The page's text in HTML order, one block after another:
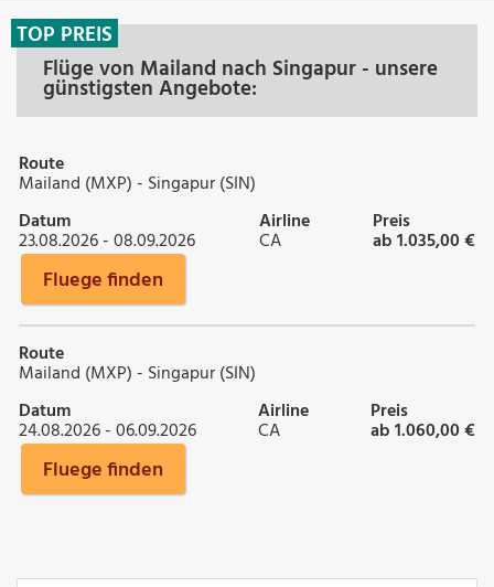
Flüge von Mailand nach Singapur - unsere
günstigsten Angebote:
TOP PREIS
Route
Mailand (MXP) - Singapur (SIN)
Datum
23.08.2026 - 08.09.2026
Airline
CA
Preis
ab 1.035,00 €
Fluege finden
Route
Mailand (MXP) - Singapur (SIN)
Datum
24.08.2026 - 06.09.2026
Airline
CA
Preis
ab 1.060,00 €
Fluege finden